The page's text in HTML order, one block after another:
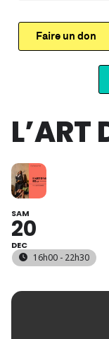
Faire un don
L’ART
SAM
20
DEC
16h00 - 22h30